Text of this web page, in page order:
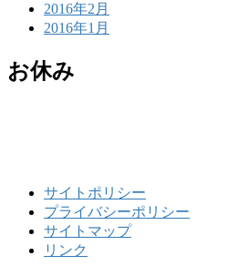
2016年2月
2016年1月
お休み
サイトポリシー
プライバシーポリシー
サイトマップ
リンク